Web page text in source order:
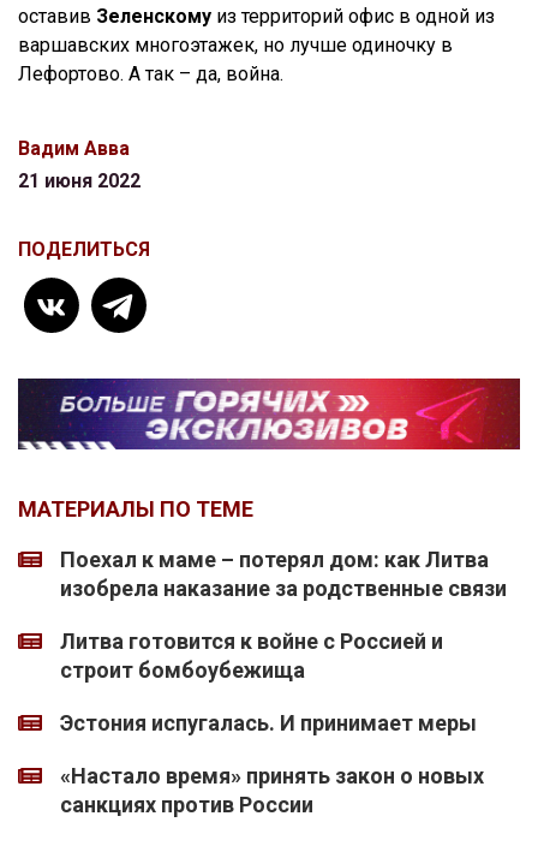
оставив Зеленскому из территорий офис в одной из
варшавских многоэтажек, но лучше одиночку в
Лефортово. А так – да, война.
Вадим Авва
21 июня 2022
ПОДЕЛИТЬСЯ
МАТЕРИАЛЫ ПО ТЕМЕ
Поехал к маме – потерял дом: как Литва
изобрела наказание за родственные связи
Литва готовится к войне с Россией и
строит бомбоубежища
Эстония испугалась. И принимает меры
«Настало время» принять закон о новых
санкциях против России